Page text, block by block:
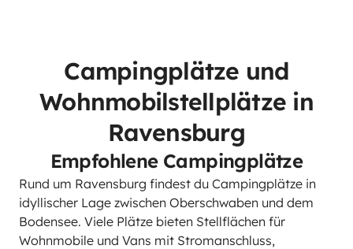
Campingplätze und
Wohnmobilstellplätze in
Ravensburg
Empfohlene Campingplätze
Rund um Ravensburg findest du Campingplätze in
idyllischer Lage zwischen Oberschwaben und dem
Bodensee. Viele Plätze bieten Stellflächen für
Wohnmobile und Vans mit Stromanschluss,